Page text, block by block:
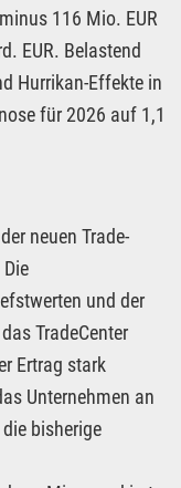
116 Mio. EUR
EUR. Belastend
Hurrikan-Effekte in
für 2026 auf 1,1
neuen Trade-
und der
TradeCenter
Ertrag stark
Unternehmen an
bisherige